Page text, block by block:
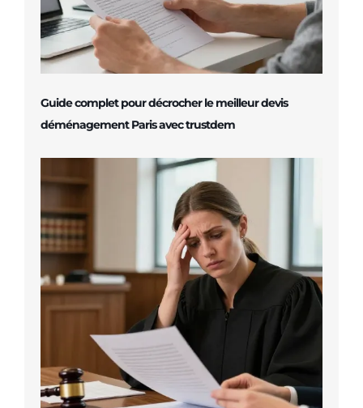
Guide complet pour décrocher le meilleur devis
déménagement Paris avec trustdem